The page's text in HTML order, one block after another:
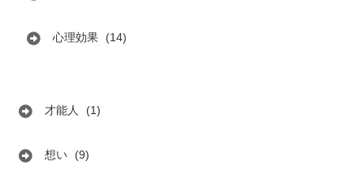
心理効果 (14)
才能人 (1)
想い (9)